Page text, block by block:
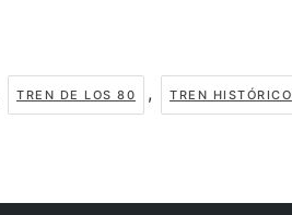
TREN DE LOS 80 , TREN HISTÓRICO